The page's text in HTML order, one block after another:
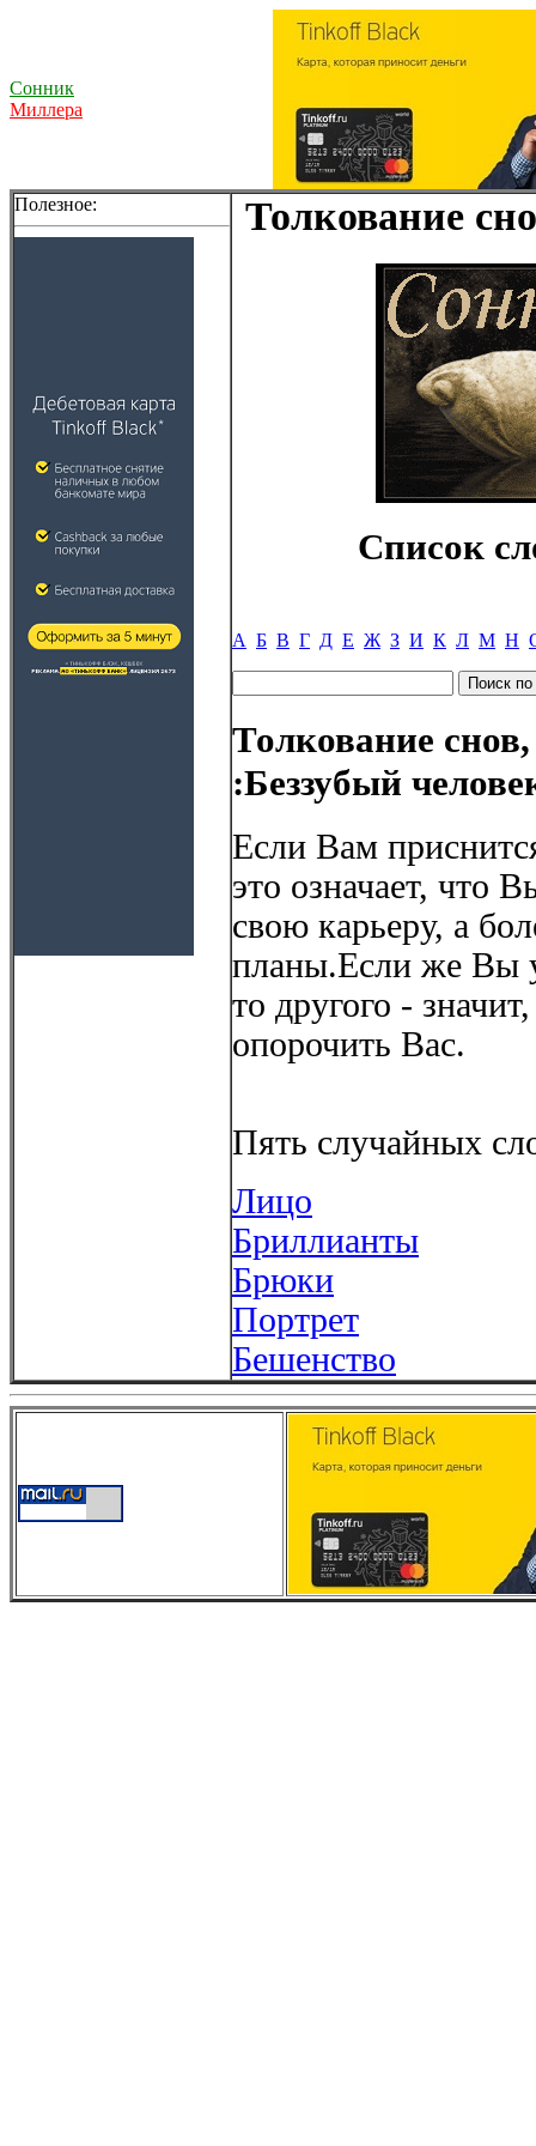
Сонник
Миллера
Полезное: Толкование
Список
А Б В Г Д Е Ж З И К Л М Н
Толкование
:Беззубый
Если Вам
это означает, что
свою карьеру, а
планы.Если же Вы
то другого -
опорочить Вас.
Пять случайных
Лицо
Бриллианты
Брюки
Портрет
Бешенство